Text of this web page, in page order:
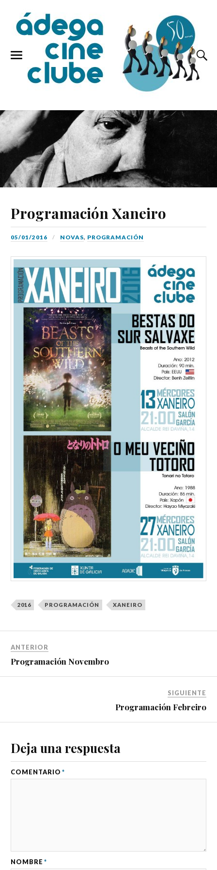
Programación Xaneiro
05/01/2016 NOVAS, PROGRAMACIÓN
2016 PROGRAMACIÓN XANEIRO
ANTERIOR
Programación Novembro
SIGUIENTE
Programación Febreiro
Deja una respuesta
COMENTARIO *
NOMBRE *